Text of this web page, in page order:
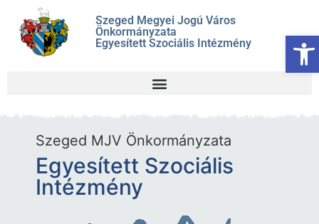
Szeged Megyei Jogú Város
Önkormányzata
Egyesített Szociális Intézmény
Szeged MJV Önkormányzata
Egyesített Szociális
Intézmény